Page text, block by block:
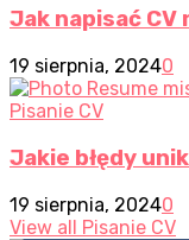
Jak napisać CV
19 sierpnia, 20240
Pisanie CV
Jakie błędy
19 sierpnia, 20240
View all Pisanie CV